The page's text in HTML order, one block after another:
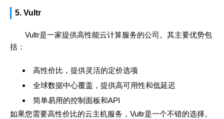
5. Vultr
Vultr是一家提供高性能云计算服务的公司。其主要优势包
括：
高性价比，提供灵活的定价选项
全球数据中心覆盖，提供高可用性和低延迟
简单易用的控制面板和API
如果您需要高性价比的云主机服务，Vultr是一个不错的选择。